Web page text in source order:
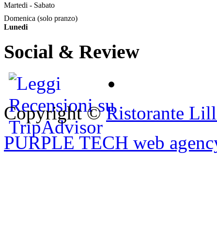
Martedi - Sabato
Domenica (solo pranzo)
Lunedi
Social & Review
Copyright ©Ristorante
PURPLE TECH web